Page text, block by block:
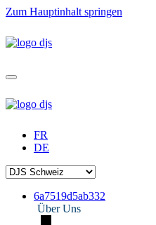
Zum Hauptinhalt springen
FR
DE
6a7519d5ab332
Über Uns